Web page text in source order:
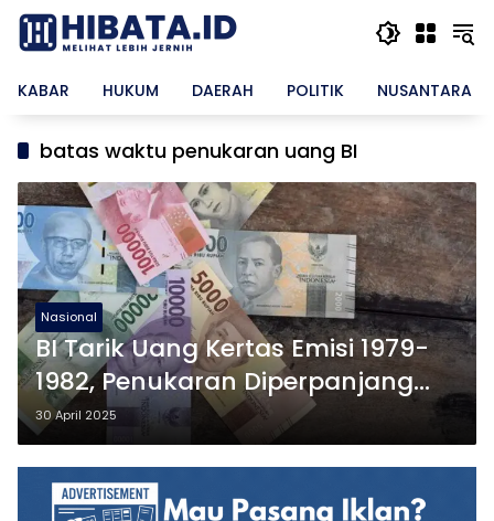
Langsung
konten
KABAR
HUKUM DAERAH POLITIK NUSANTARA
batas waktu penukaran uang BI
Nasional
BI Tarik Uang Kertas Emisi 1979-
1982, Penukaran Diperpanjang
hingga 30 April 2025
30 April 2025